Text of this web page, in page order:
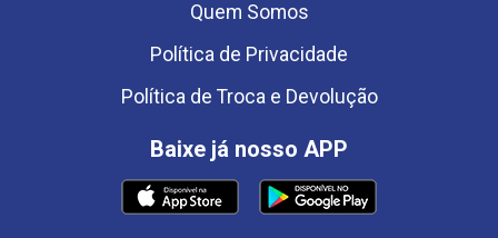
Quem Somos
Política de Privacidade
Política de Troca e Devolução
Baixe já nosso APP